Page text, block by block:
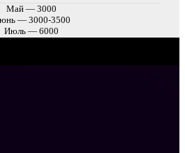
Май — 3000
— 3000-3500
Июль — 6000